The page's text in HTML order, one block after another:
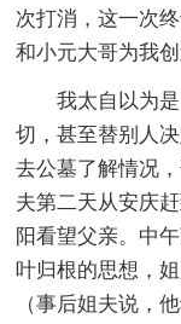
次打消，这一次
和小元大哥为我
我太自以为
切，甚至替别人
去公墓了解情况
夫第二天从安庆
阳看望父亲。中
叶归根的思想，
（事后姐夫说，